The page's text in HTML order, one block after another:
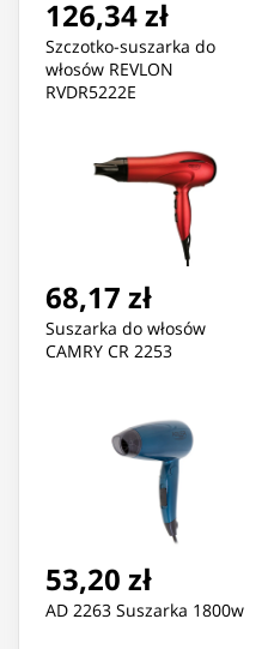
126,34 zł
Szczotko-suszarka do
włosów REVLON
RVDR5222E
68,17 zł
Suszarka do włosów
CAMRY CR 2253
53,20 zł
AD 2263 Suszarka 1800w